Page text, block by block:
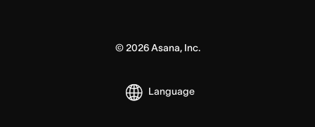
© 2026Asana, Inc.
Language